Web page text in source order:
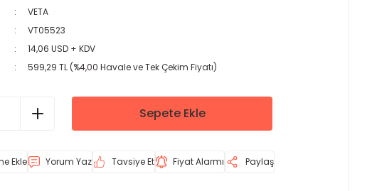
VETA
VT05523
14,06 USD + KDV
599,29 TL (%4,00 Havale ve Tek Çekim Fiyatı)
Sepete Ekle
Yorum Yaz Tavsiye Et Fiyat Alarmı
Paylaş